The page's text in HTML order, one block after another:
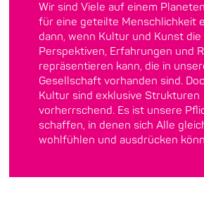
Wir sind Viele auf einem
für eine geteilte Menschlichkeit
dann, wenn Kultur und Kunst die
Perspektiven, Erfahrungen und
repräsentieren kann, die in
Gesellschaft vorhanden sind.
Kultur sind exklusive Strukturen
vorherrschend. Es ist unsere
schaffen, in denen sich Alle
wohlfühlen und ausdrücken